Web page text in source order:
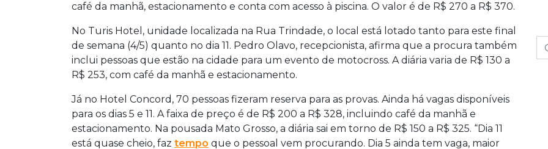
café da manhã, estacionamento e conta com acesso à piscina. O valor é de R$ 270 a R$ 370.
No Turis Hotel, unidade localizada na Rua Trindade, o local está lotado tanto para este final
de semana (4/5) quanto no dia 11. Pedro Olavo, recepcionista, afirma que a procura também
inclui pessoas que estão na cidade para um evento de motocross. A diária varia de R$ 130 a
R$ 253, com café da manhã e estacionamento.
Já no Hotel Concord, 70 pessoas fizeram reserva para as provas. Ainda há vagas disponíveis
para os dias 5 e 11. A faixa de preço é de R$ 200 a R$ 328, incluindo café da manhã e
estacionamento. Na pousada Mato Grosso, a diária sai em torno de R$ 150 a R$ 325. “Dia 11
está quase cheio, faz tempo que o pessoal vem procurando. Dia 5 ainda tem vaga, maior